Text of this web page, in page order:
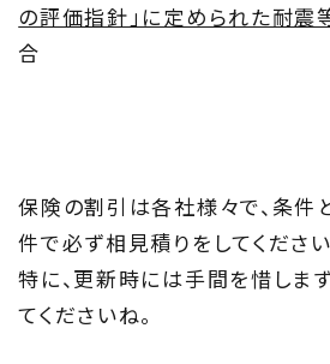
の評価指針｣に定められた耐震
合
保険の割引は各社様々で、条件
件で必ず相見積りをしてください
特に、更新時には手間を惜しま
てくださいね。